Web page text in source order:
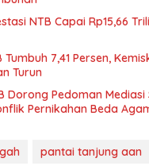
NTB Capai Rp15,66
Tumbuh 7,41 Persen,
Turun
Dorong Pedoman Mediasi
Pernikahan Beda
pantai tanjung aan